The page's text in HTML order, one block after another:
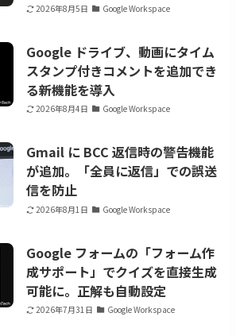
2026年8月5日 Google Workspace
Google ドライブ、動画にタイム
スタンプ付きコメントを追加でき
る新機能を導入
2026年8月4日 Google Workspace
Gmail に BCC 返信時の警告機能
が追加。「全員に返信」での誤送
信を防止
2026年8月1日 Google Workspace
Google フォームの「フォーム作
成サポート」でクイズを直接生成
可能に。正解も自動設定
2026年7月31日 Google Workspace